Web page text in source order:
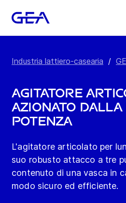
Industria lattiero-casearia /
Agitatore
azionato dalla
potenza
L'agitatore articolato per
suo robusto attacco a tre
contenuto di una vasca in
modo sicuro ed efficiente.